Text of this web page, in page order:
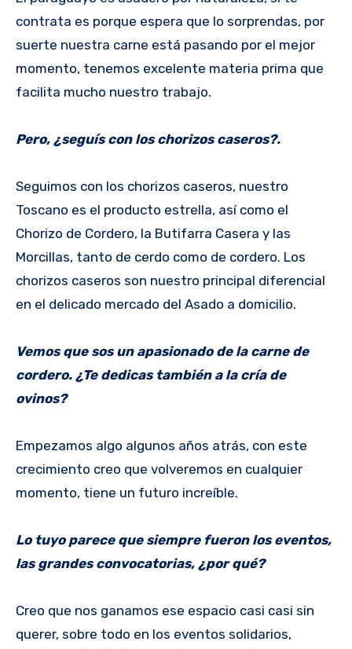
contrata es porque espera que lo sorprendas, por
suerte nuestra carne está pasando por el mejor
momento, tenemos excelente materia prima que
facilita mucho nuestro trabajo.
Pero, ¿seguís con los chorizos caseros?.
Seguimos con los chorizos caseros, nuestro
Toscano es el producto estrella, así como el
Chorizo de Cordero, la Butifarra Casera y las
Morcillas, tanto de cerdo como de cordero. Los
chorizos caseros son nuestro principal diferencial
en el delicado mercado del Asado a domicilio.
Vemos que sos un apasionado de la carne de
cordero. ¿Te dedicas también a la cría de
ovinos?
Empezamos algo algunos años atrás, con este
crecimiento creo que volveremos en cualquier
momento, tiene un futuro increíble.
Lo tuyo parece que siempre fueron los eventos,
las grandes convocatorias, ¿por qué?
Creo que nos ganamos ese espacio casi casi sin
querer, sobre todo en los eventos solidarios,